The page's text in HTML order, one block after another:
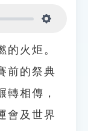
的火炬。
前的祭典
轉相傳，
會及世界